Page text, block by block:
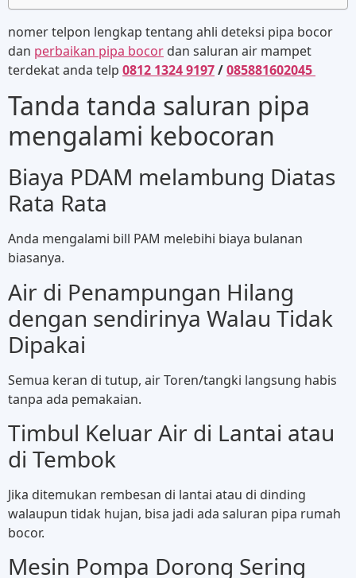
nomer telpon lengkap tentang ahli deteksi pipa bocor
dan perbaikan pipa bocor dan saluran air mampet
terdekat anda telp 0812 1324 9197/085881602045
Tanda tanda saluran pipa
mengalami kebocoran
Biaya PDAM melambung Diatas
Rata Rata
Anda mengalami bill PAM melebihi biaya bulanan
biasanya.
Air di Penampungan Hilang
dengan sendirinya Walau Tidak
Dipakai
Semua keran di tutup, air Toren/tangki langsung habis
tanpa ada pemakaian.
Timbul Keluar Air di Lantai atau
di Tembok
Jika ditemukan rembesan di lantai atau di dinding
walaupun tidak hujan, bisa jadi ada saluran pipa rumah
bocor.
Mesin Pompa Dorong Sering